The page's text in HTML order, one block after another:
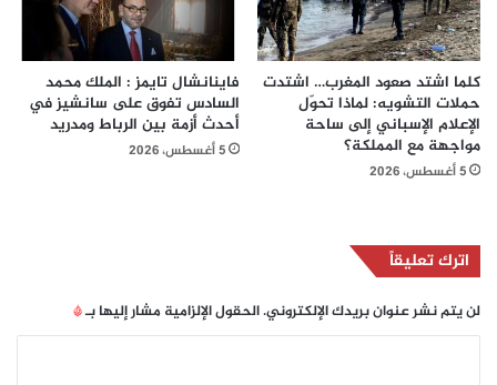
كلما اشتد صعود المغرب… اشتدت
حملات التشويه: لماذا تحوّل
الإعلام الإسباني إلى ساحة
مواجهة مع المملكة؟
5 أغسطس، 2026
فاينانشال تايمز : الملك محمد
السادس تفوق على سانشيز في
أحدث أزمة بين الرباط ومدريد
5 أغسطس، 2026
اترك تعليقاً
لن يتم نشر عنوان بريدك الإلكتروني.الحقول الإلزامية مشار إليها بـ*